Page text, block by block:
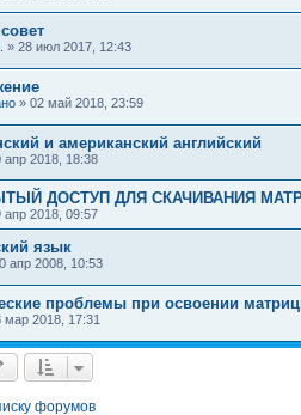
» 28 июл 2017, 12:43
» 02 май 2018, 23:59
и американский английский
апр 2018, 18:38
ДОСТУП ДЛЯ СКАЧИВАНИЯ
апр 2018, 09:57
язык
апр 2008, 10:53
проблемы при освоении
мар 2018, 17:31
форумов